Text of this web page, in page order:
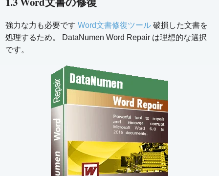
強力な力も必要ですWord文書修復ツール 破損した文書を
処理するため。 DataNumen Word Repair は理想的な選択
です。